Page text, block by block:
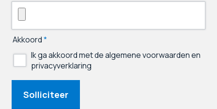
Akkoord*
Ik ga akkoord met de algemene voorwaarden en
privacyverklaring
Solliciteer